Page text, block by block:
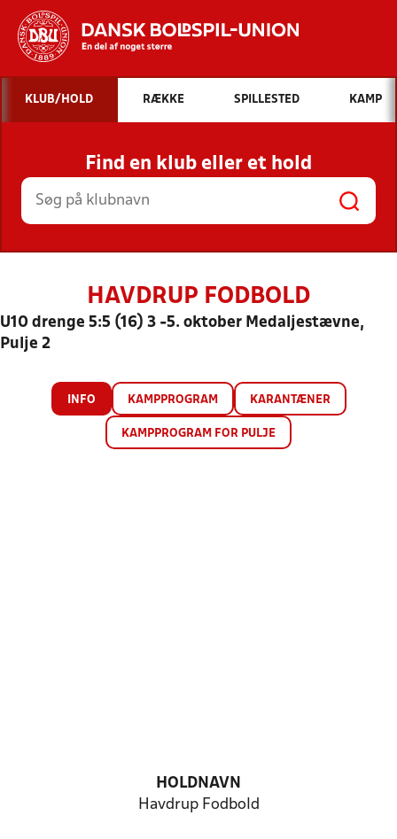
Hvad vil du søge efter?
INDHOLD OG NYHEDER
STILLINGER, RESULTATER, KLUBBER OG
HOLD
KLUB/HOLD RÆKKE SPILLESTED KAMP
Find en klub eller et hold
HAVDRUP FODBOLD
U10 drenge 5:5 (16) 3 -5. oktober Medaljestævne,
Pulje 2
INFO KAMPPROGRAM KARANTÆNER
KAMPPROGRAM FOR PULJE
HOLDNAVN
Havdrup Fodbold